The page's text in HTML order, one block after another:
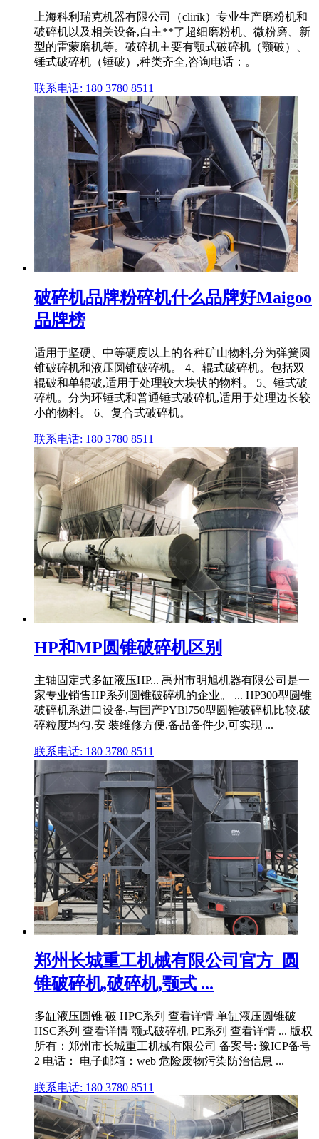
上海科利瑞克机器有限公司（clirik）专业生产磨粉机和
破碎机以及相关设备,自主**了超细磨粉机、微粉磨、新
型的雷蒙磨机等。破碎机主要有颚式破碎机（颚破）、
锤式破碎机（锤破）,种类齐全,咨询电话：。
联系电话: 180 3780 8511
破碎机品牌粉碎机什么品牌好Maigoo
品牌榜
适用于坚硬、中等硬度以上的各种矿山物料,分为弹簧圆
锥破碎机和液压圆锥破碎机。 4、辊式破碎机。包括双
辊破和单辊破,适用于处理较大块状的物料。 5、锤式破
碎机。分为环锤式和普通锤式破碎机,适用于处理边长较
小的物料。 6、复合式破碎机。
联系电话: 180 3780 8511
HP和MP圆锥破碎机区别
主轴固定式多缸液压HP... 禹州市明旭机器有限公司是一
家专业销售HP系列圆锥破碎机的企业。 ... HP300型圆锥
破碎机系进口设备,与国产PYBl750型圆锥破碎机比较,破
碎粒度均匀,安 装维修方便,备品备件少,可实现 ...
联系电话: 180 3780 8511
郑州长城重工机械有限公司官方_圆
锥破碎机,破碎机,颚式 ...
多缸液压圆锥 破 HPC系列 查看详情 单缸液压圆锥破
HSC系列 查看详情 颚式破碎机 PE系列 查看详情 ... 版权
所有：郑州市长城重工机械有限公司 备案号: 豫ICP备号
2 电话： 电子邮箱：web 危险废物污染防治信息 ...
联系电话: 180 3780 8511